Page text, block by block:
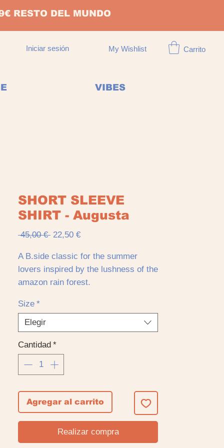
RESTO DEL MUNDO
Iniciar sesión My Wishlist Carrito
VIBES
SHORT SLEEVE
SHIRT - Augusta
45,00 € Precio
22,50 €Precio
oferta
A B.side classic for the summer
lovers inspired by the lushness of the
amazon rain forest.
100% cotton.
Un clásico del B.Side para los
amantes del verano inspirada en la
exhuberante selva amazónica.
Camisa de manga corta de ajuste
100% cotton
Size *
Elegir
Cantidad *
Agregar al carrito
Realizar compra